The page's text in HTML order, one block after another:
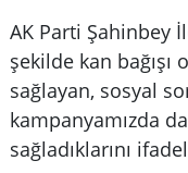
AK Parti Şahinbey
şekilde kan bağışı
sağlayan, sosyal
kampanyamızda
sağladıklarını